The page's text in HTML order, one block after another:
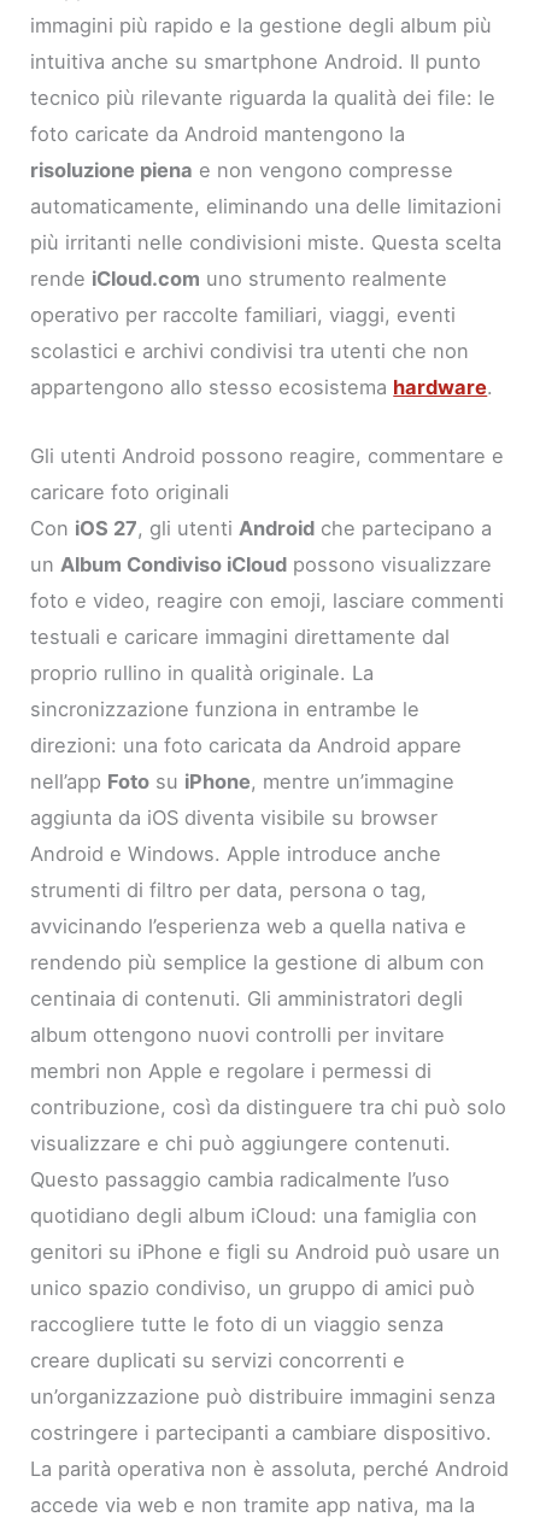
immagini più rapido e la gestione degli album più
intuitiva anche su smartphone Android. Il punto
tecnico più rilevante riguarda la qualità dei file: le
foto caricate da Android mantengono la
risoluzione piena e non vengono compresse
automaticamente, eliminando una delle limitazioni
più irritanti nelle condivisioni miste. Questa scelta
rende iCloud.com uno strumento realmente
operativo per raccolte familiari, viaggi, eventi
scolastici e archivi condivisi tra utenti che non
appartengono allo stesso ecosistema hardware.
Gli utenti Android possono reagire, commentare e
caricare foto originali
Con iOS 27, gli utenti Android che partecipano a
un Album Condiviso iCloud possono visualizzare
foto e video, reagire con emoji, lasciare commenti
testuali e caricare immagini direttamente dal
proprio rullino in qualità originale. La
sincronizzazione funziona in entrambe le
direzioni: una foto caricata da Android appare
nell’app Foto su iPhone, mentre un’immagine
aggiunta da iOS diventa visibile su browser
Android e Windows. Apple introduce anche
strumenti di filtro per data, persona o tag,
avvicinando l’esperienza web a quella nativa e
rendendo più semplice la gestione di album con
centinaia di contenuti. Gli amministratori degli
album ottengono nuovi controlli per invitare
membri non Apple e regolare i permessi di
contribuzione, così da distinguere tra chi può solo
visualizzare e chi può aggiungere contenuti.
Questo passaggio cambia radicalmente l’uso
quotidiano degli album iCloud: una famiglia con
genitori su iPhone e figli su Android può usare un
unico spazio condiviso, un gruppo di amici può
raccogliere tutte le foto di un viaggio senza
creare duplicati su servizi concorrenti e
un’organizzazione può distribuire immagini senza
costringere i partecipanti a cambiare dispositivo.
La parità operativa non è assoluta, perché Android
accede via web e non tramite app nativa, ma la